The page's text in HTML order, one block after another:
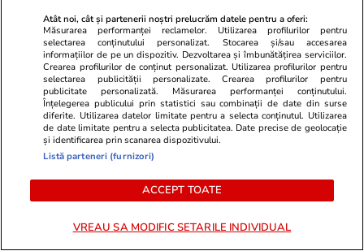
Vacanțe și Cultură 06 aug.
Prețurile pentru vacanțele din Italia au crescut
considerabil în 2026. Biletul de avion e ieftin,
dar serviciile locale s-au scumpit
Citește mai multe
Atât noi, cât și partenerii noștri prelucrăm datele pentru a oferi:
Măsurarea performanței reclamelor. Utilizarea profilurilor pentru
selectarea conținutului personalizat. Stocarea și/sau accesarea
informațiilor de pe un dispozitiv. Dezvoltarea și îmbunătățirea serviciilor.
Crearea profilurilor de conținut personalizat. Utilizarea profilurilor pentru
selectarea publicității personalizate. Crearea profilurilor pentru
publicitate personalizată. Măsurarea performanței conținutului.
Înțelegerea publicului prin statistici sau combinații de date din surse
diferite. Utilizarea datelor limitate pentru a selecta conținutul. Utilizarea
de date limitate pentru a selecta publicitatea. Date precise de geolocație
și identificarea prin scanarea dispozitivului.
Listă parteneri (furnizori)
ACCEPT TOATE
VREAU SA MODIFIC SETARILE INDIVIDUAL